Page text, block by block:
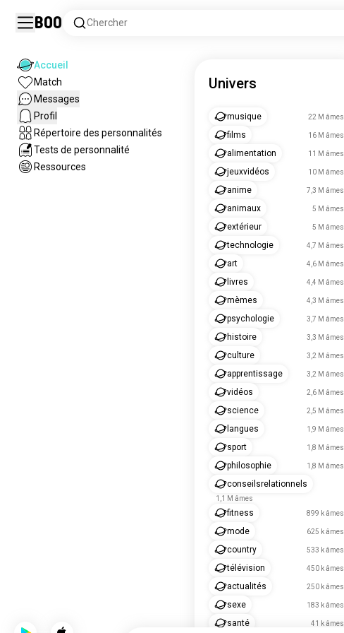
Boo Chercher
Accueil
Match
Messages
Profil
Répertoire des personnalités
Tests de personnalité
Ressources
Univers
musique 22 M âmes
films 16 M âmes
alimentation 11 M âmes
jeuxvidéos 10 M âmes
anime 7,3 M âmes
animaux 5 M âmes
extérieur 5 M âmes
technologie 4,7 M âmes
art 4,6 M âmes
livres 4,4 M âmes
mèmes 4,3 M âmes
psychologie 3,7 M âmes
histoire 3,3 M âmes
culture 3,2 M âmes
apprentissage 3,2 M âmes
vidéos 2,6 M âmes
science 2,5 M âmes
langues 1,9 M âmes
sport 1,8 M âmes
philosophie 1,8 M âmes
conseilsrelationnels
1,1 M âmes
fitness 899 k âmes
mode 625 k âmes
country 533 k âmes
télévision 450 k âmes
actualités 250 k âmes
sexe 183 k âmes
santé 41 k âmes